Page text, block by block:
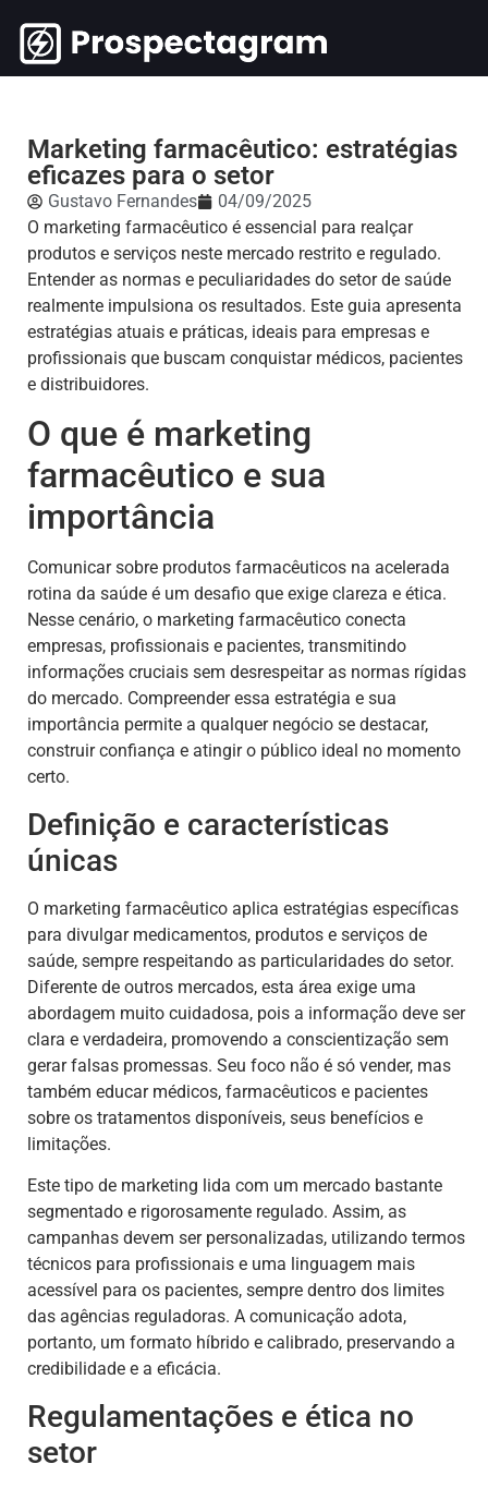
Marketing farmacêutico: estratégias
eficazes para o setor
Gustavo Fernandes
04/09/2025
O marketing farmacêutico é essencial para realçar
produtos e serviços neste mercado restrito e regulado.
Entender as normas e peculiaridades do setor de saúde
realmente impulsiona os resultados. Este guia apresenta
estratégias atuais e práticas, ideais para empresas e
profissionais que buscam conquistar médicos, pacientes
e distribuidores.
O que é marketing
farmacêutico e sua
importância
Comunicar sobre produtos farmacêuticos na acelerada
rotina da saúde é um desafio que exige clareza e ética.
Nesse cenário, o marketing farmacêutico conecta
empresas, profissionais e pacientes, transmitindo
informações cruciais sem desrespeitar as normas rígidas
do mercado. Compreender essa estratégia e sua
importância permite a qualquer negócio se destacar,
construir confiança e atingir o público ideal no momento
certo.
Definição e características
únicas
O marketing farmacêutico aplica estratégias específicas
para divulgar medicamentos, produtos e serviços de
saúde, sempre respeitando as particularidades do setor.
Diferente de outros mercados, esta área exige uma
abordagem muito cuidadosa, pois a informação deve ser
clara e verdadeira, promovendo a conscientização sem
gerar falsas promessas. Seu foco não é só vender, mas
também educar médicos, farmacêuticos e pacientes
sobre os tratamentos disponíveis, seus benefícios e
limitações.
Este tipo de marketing lida com um mercado bastante
segmentado e rigorosamente regulado. Assim, as
campanhas devem ser personalizadas, utilizando termos
técnicos para profissionais e uma linguagem mais
acessível para os pacientes, sempre dentro dos limites
das agências reguladoras. A comunicação adota,
portanto, um formato híbrido e calibrado, preservando a
credibilidade e a eficácia.
Regulamentações e ética no
setor